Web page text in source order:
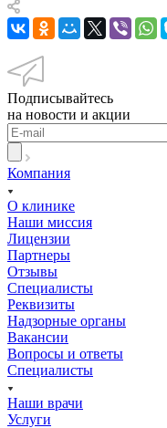
Подписывайтесь
на новости и акции
Компания
О клинике
Наши миссия
Лицензии
Партнеры
Отзывы
Специалисты
Реквизиты
Надзорные органы
Вакансии
Вопросы и ответы
Специалисты
Наши врачи
Услуги